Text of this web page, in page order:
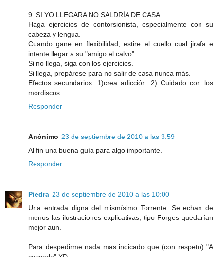
9: SI YO LLEGARA NO SALDRÍA DE CASA
Haga ejercicios de contorsionista, especialmente con su
cabeza y lengua.
Cuando gane en flexibilidad, estire el cuello cual jirafa e
intente llegar a su "amigo el calvo".
Si no llega, siga con los ejercicios.
Si llega, prepárese para no salir de casa nunca más.
Efectos secundarios: 1)crea adicción. 2) Cuidado con los
mordiscos...
Responder
Anónimo 23 de septiembre de 2010 a las 3:59
Al fin una buena guía para algo importante.
Responder
Piedra 23 de septiembre de 2010 a las 10:00
Una entrada digna del mismísimo Torrente. Se echan de
menos las ilustraciones explicativas, tipo Forges quedarían
mejor aun.
Para despedirme nada mas indicado que (con respeto) "A